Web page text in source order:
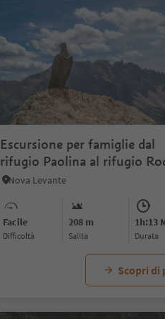
Escursione per famiglie dal
rifugio Paolina al rifugio
Vael e baita Pederiva
Nova Levante
Facile
Difficoltà
208 m
Salita
1h:13
durata
Scopri di